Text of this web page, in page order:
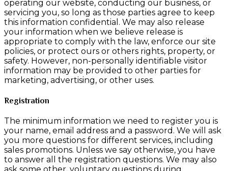
operating our website, conducting our business, or
servicing you, so long as those parties agree to keep
this information confidential. We may also release
your information when we believe release is
appropriate to comply with the law, enforce our site
policies, or protect ours or others rights, property, or
safety. However, non-personally identifiable visitor
information may be provided to other parties for
marketing, advertising, or other uses.
Registration
The minimum information we need to register you is
your name, email address and a password. We will ask
you more questions for different services, including
sales promotions. Unless we say otherwise, you have
to answer all the registration questions. We may also